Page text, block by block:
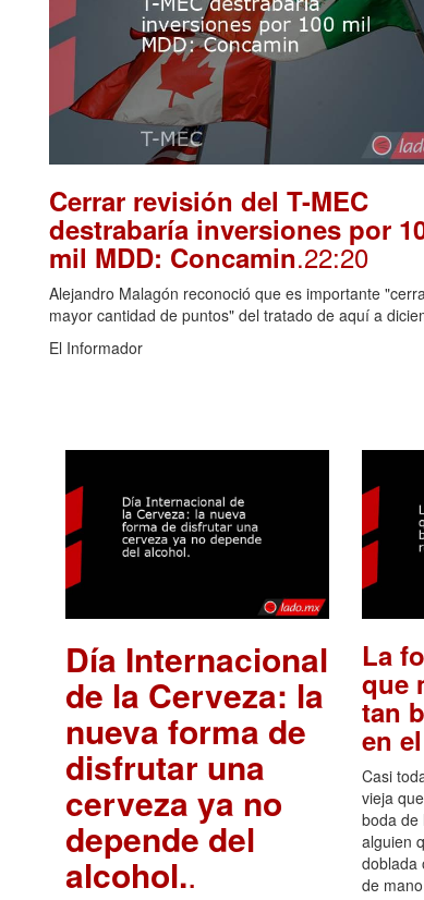
Cerrar revisión del T-MEC
destrabaría inversiones por
mil MDD: Concamin.22:20
Alejandro Malagón reconoció que es importante
mayor cantidad de puntos" del tratado de aquí a
El Informador
Día Internacional
de la Cerveza: la
nueva forma de
disfrutar una
cerveza ya no
depende del
alcohol..
La
que
tan
en
Casi
vieja
boda de
alguien
doblada
de